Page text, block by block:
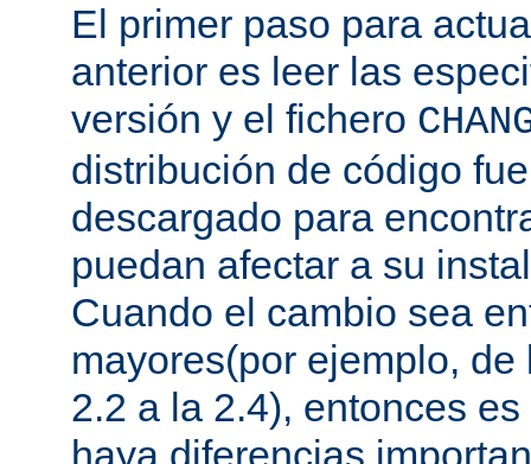
El primer paso para
anterior es leer las
versión y el fichero
distribución de código
descargado para
puedan afectar a su
Cuando el cambio sea
mayores(por ejemplo,
2.2 a la 2.4), entonces
haya diferencias